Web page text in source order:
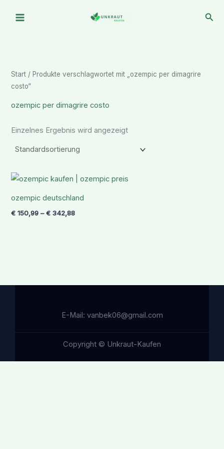
Inhalt
Start / Produkte verschlagwortet mit „ozempic per dimagrire
costo“
ozempic per dimagrire costo
Einzelnes Ergebnis wird angezeigt
ozempic deutschland
€ 150,99 –€ 342,88
Preisspanne:
€ 150,99
€ 342,88
E-Mail: vanbek06@gmail.com
Copyright © Unkraut-Kaufen